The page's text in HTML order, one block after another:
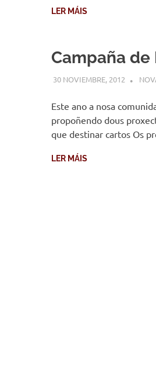
LER MÁIS
Campaña de
30 NOVIEMBRE, 2012
Este ano a nosa
propoñendo dous
que destinar cartos Os
LER MÁIS